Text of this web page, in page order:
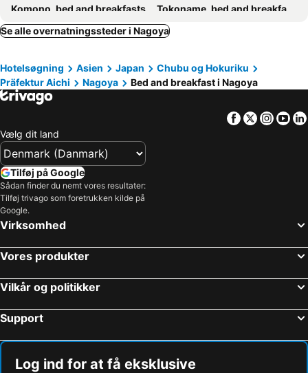
Komono, bed and breakfasts
Tokoname, bed and breakfasts
Motosu, bed and breakfasts
Okazaki, bed and breakfasts
Seki, bed and breakfasts
Mihama, bed and breakfasts
Nishio, bed and breakfasts
Minokamo, bed and breakfasts
Kiyosu, bed and breakfasts
Se alle overnatningssteder i Nagoya
Hotelsøgning Asien Japan
Chubu og Hokuriku
Präfektur Aichi
Nagoya Bed and breakfast i Nagoya
Facebook
Twitter
Vælg dit land
Tilføj på Google
Sådan finder du nemt vores resultater:
Tilføj trivago som foretrukken kilde på
Google.
Virksomhed
Vores produkter
Vilkår og politikker
Support
Log ind for at få eksklusive